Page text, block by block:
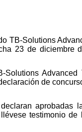
TB-Solutions
23 de diciembre
Advanced
de
aprobadas
testimonio